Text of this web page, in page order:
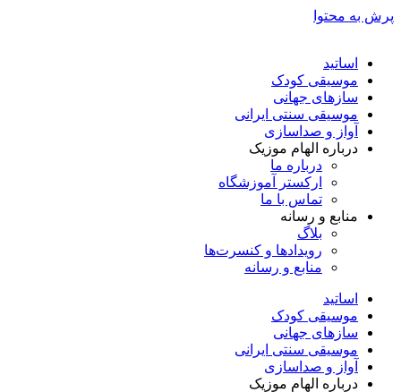
پرش به محتوا
اساتید
موسیقی کودک
سازهای جهانی
موسیقی سنتی ایرانی
آواز و صداسازی
درباره الهام موزیک
درباره ما
ارکستر آموزشگاه
تماس با ما
منابع و رسانه
بلاگ
رویدادها و کنسرت‌ها
منابع و رسانه
اساتید
موسیقی کودک
سازهای جهانی
موسیقی سنتی ایرانی
آواز و صداسازی
درباره الهام موزیک